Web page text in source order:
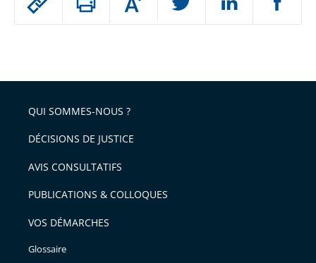
arriver
après
Augmenter
ou
l'article
pour
avant
QUI SOMMES-NOUS ?
DÉCISIONS DE JUSTICE
AVIS CONSULTATIFS
PUBLICATIONS & COLLOQUES
VOS DÉMARCHES
Glossaire